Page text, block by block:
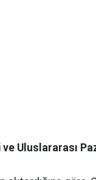
Uluslararası